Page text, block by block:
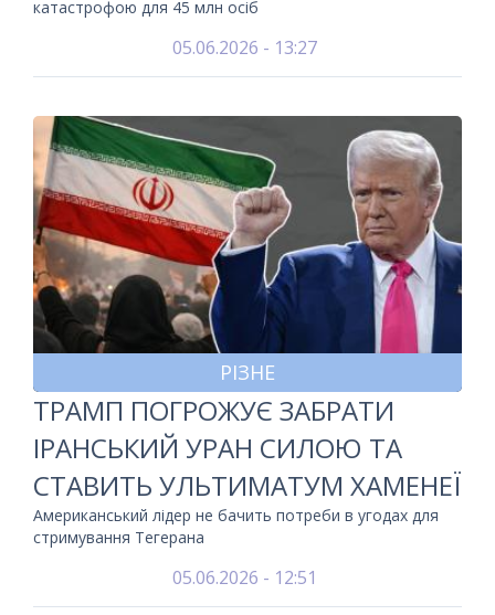
катастрофою для 45 млн осіб
05.06.2026 - 13:27
РІЗНЕ
ТРАМП ПОГРОЖУЄ ЗАБРАТИ
ІРАНСЬКИЙ УРАН СИЛОЮ ТА
СТАВИТЬ УЛЬТИМАТУМ ХАМЕНЕЇ
Американський лідер не бачить потреби в угодах для
стримування Тегерана
05.06.2026 - 12:51